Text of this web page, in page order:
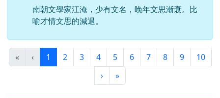
南朝文學家江淹，少有文名，晚年文思漸衰。比
喻才情文思的減退。
« ‹ 1 (目前頁次)
2 3 4 5 6 7 8 9
10
›下一頁
»最後頁